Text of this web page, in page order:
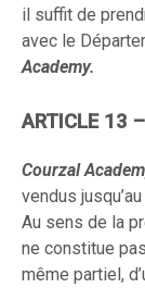
il suffit de
avec le
Academy.
ARTICLE 13
Courzal
vendus
Au sens de la
ne constitue
même partiel,